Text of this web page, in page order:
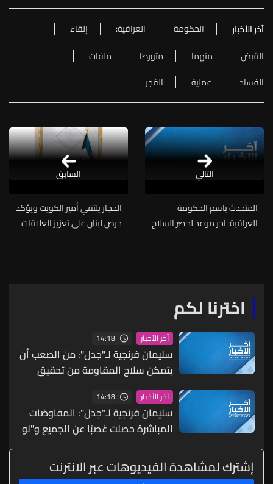
آخر الأخبار الحكومة العراقية:
إلقاء
القبض
متهما متورطا
ملفات
الفساد
عملية الفجر
التالي
المتحدث باسم الحكومة
العراقية: آخر موعد لحصر السلاح
الحجار يلتقي أمير الكويت ويؤكد
حرص لبنان على تعزيز العلاقات
السابق
اخترنا لكم
آخر الأخبار 14:18
سليمان فرنجية لـ"جدل": من الصعب أن
يتمكن سلاح المقاومة من تحقيق
التحرير الآن لكن قد يأتي دعم دولي
يؤدي إلى التحرير أو تسويات سياسية
والمقاومة خيار لكن عليها أن تعمل
في الداخل اللبناني
آخر الأخبار 14:18
سليمان فرنجية لـ"جدل": المفاوضات
المباشرة حصلت غصبًا عن الجميع و"لو
جابت شي ما كنا عم نحكي هلّق عنّا
وإن شاء الله تجيب شي لأنها ما رح
تجيب شي"
إشترك لمشاهدة الفيديوهات عبر الانترنت